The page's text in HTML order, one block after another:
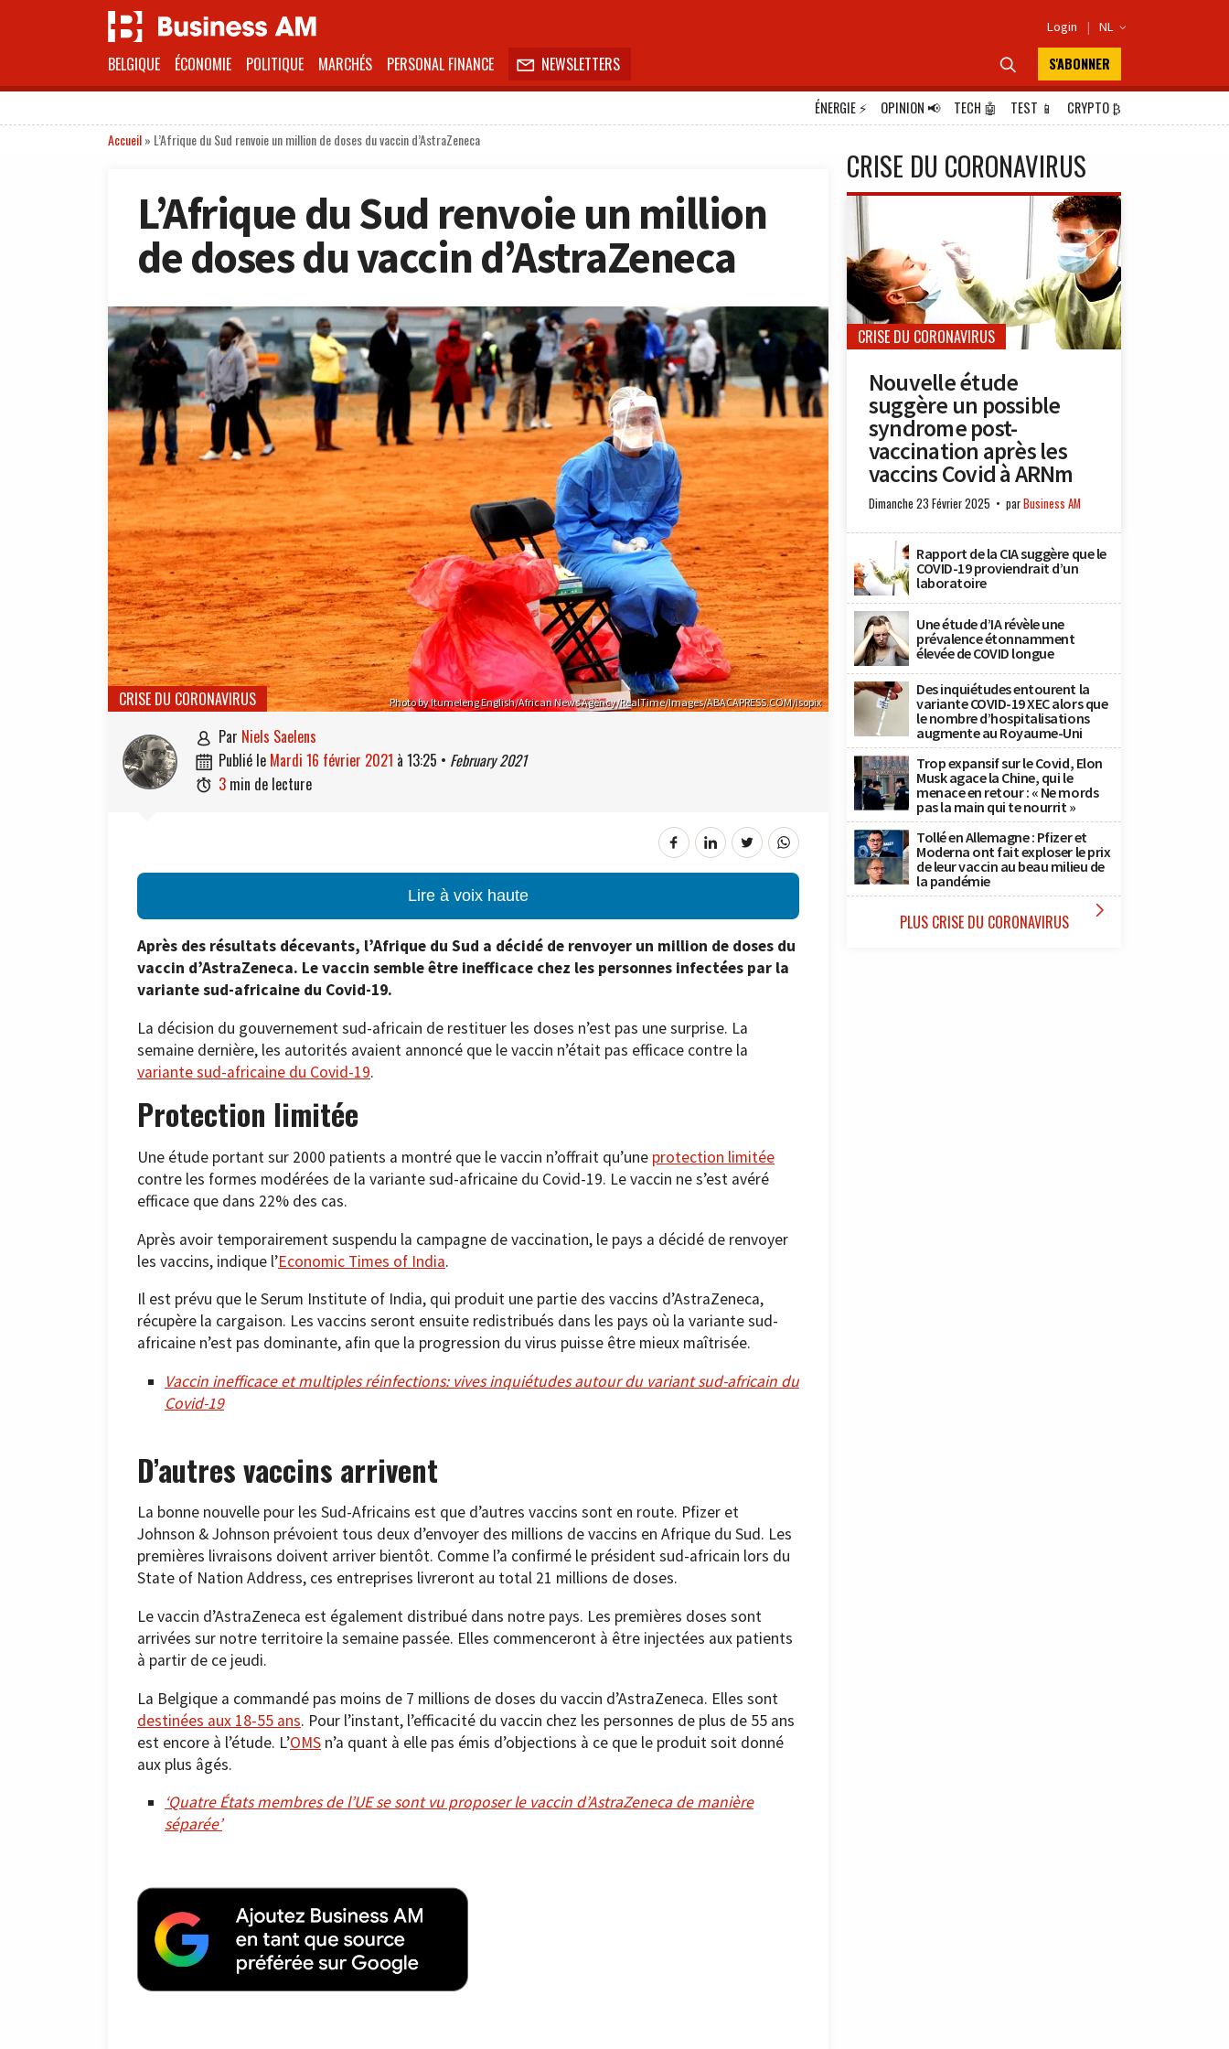
Login | NL 
BELGIQUE ÉCONOMIE POLITIQUE MARCHÉS PERSONAL FINANCE  NEWSLETTERS  S'ABONNER
ÉNERGIE⚡ OPINION📢 TECH 🤖 TEST 📱 CRYPTO₿
Accueil» L’Afrique du Sud renvoie un million de doses du vaccin d’AstraZeneca
L’Afrique du Sud renvoie un million
de doses du vaccin d’AstraZeneca
Photo by Itumeleng English/African News Agency/RealTime/Images/ABACAPRESS.COM/Isopix
CRISE DU CORONAVIRUS
 par Niels Saelens
 publié le mardi 16 février 2021 à 13:25 • February 2021
 3 min de lecture
Lire à voix haute
Après des résultats décevants, l’Afrique du Sud a décidé de renvoyer un million de doses du
vaccin d’AstraZeneca. Le vaccin semble être inefficace chez les personnes infectées par la
variante sud-africaine du Covid-19.
La décision du gouvernement sud-africain de restituer les doses n’est pas une surprise. La
semaine dernière, les autorités avaient annoncé que le vaccin n’était pas efficace contre la
variante sud-africaine du Covid-19.
Protection limitée
Une étude portant sur 2000 patients a montré que le vaccin n’offrait qu’une protection limitée
contre les formes modérées de la variante sud-africaine du Covid-19. Le vaccin ne s’est avéré
efficace que dans 22% des cas.
Après avoir temporairement suspendu la campagne de vaccination, le pays a décidé de renvoyer
les vaccins, indique l’Economic Times of India.
Il est prévu que le Serum Institute of India, qui produit une partie des vaccins d’AstraZeneca,
récupère la cargaison. Les vaccins seront ensuite redistribués dans les pays où la variante sud-
africaine n’est pas dominante, afin que la progression du virus puisse être mieux maîtrisée.
Vaccin inefficace et multiples réinfections: vives inquiétudes autour du variant sud-africain du
Covid-19
D’autres vaccins arrivent
La bonne nouvelle pour les Sud-Africains est que d’autres vaccins sont en route. Pfizer et
Johnson & Johnson prévoient tous deux d’envoyer des millions de vaccins en Afrique du Sud. Les
premières livraisons doivent arriver bientôt. Comme l’a confirmé le président sud-africain lors du
State of Nation Address, ces entreprises livreront au total 21 millions de doses.
Le vaccin d’AstraZeneca est également distribué dans notre pays. Les premières doses sont
arrivées sur notre territoire la semaine passée. Elles commenceront à être injectées aux patients
à partir de ce jeudi.
La Belgique a commandé pas moins de 7 millions de doses du vaccin d’AstraZeneca. Elles sont
destinées aux 18-55 ans. Pour l’instant, l’efficacité du vaccin chez les personnes de plus de 55 ans
est encore à l’étude. L’OMS n’a quant à elle pas émis d’objections à ce que le produit soit donné
aux plus âgés.
‘Quatre États membres de l’UE se sont vu proposer le vaccin d’AstraZeneca de manière
séparée’
CRISE DU CORONAVIRUS
CRISE DU CORONAVIRUS
Nouvelle étude
suggère un possible
syndrome post-
vaccination après les
vaccins Covid à ARNm
Dimanche 23 Février 2025 parBusiness AM
Rapport de la CIA suggère que le
COVID-19 proviendrait d’un
laboratoire
Une étude d’IA révèle une
prévalence étonnamment
élevée de COVID longue
Des inquiétudes entourent la
variante COVID-19 XEC alors que
le nombre d’hospitalisations
augmente au Royaume-Uni
Trop expansif sur le Covid, Elon
Musk agace la Chine, qui le
menace en retour : « Ne mords
pas la main qui te nourrit »
Tollé en Allemagne : Pfizer et
Moderna ont fait exploser le prix
de leur vaccin au beau milieu de
la pandémie
PLUS CRISE DU CORONAVIRUS 